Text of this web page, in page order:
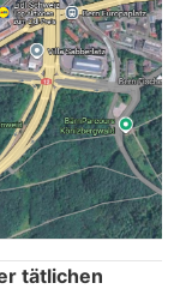
tätlichen